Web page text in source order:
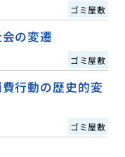
ゴミ屋敷
の変遷
ゴミ屋敷
行動の歴史的変
ゴミ屋敷